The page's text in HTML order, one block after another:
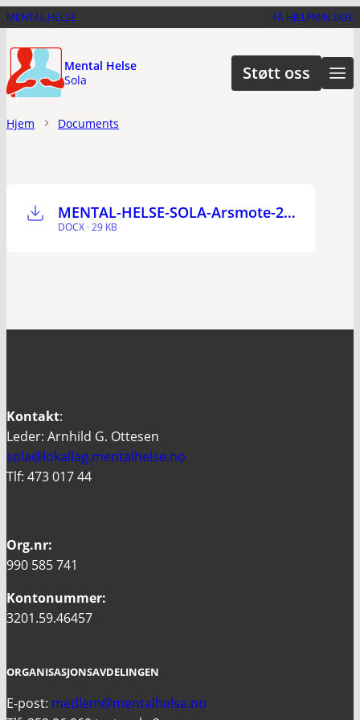
Hopp
hovedinnhold
MENTAL HELSE FÅ HJELPMIN SIDE
Mental Helse
Sola
Støtt oss
Hjem Documents
MENTAL-HELSE-SOLA-Arsmote-2024-Valgkomiteen-innstilling
DOCX · 29 KB
Kontakt:
Leder: Arnhild G. Ottesen
sola@lokallag.mentalhelse.no
Tlf: 473 017 44
Org.nr:
990 585 741
Kontonummer:
3201.59.46457
ORGANISASJONSAVDELINGEN
E-post: medlem@mentalhelse.no